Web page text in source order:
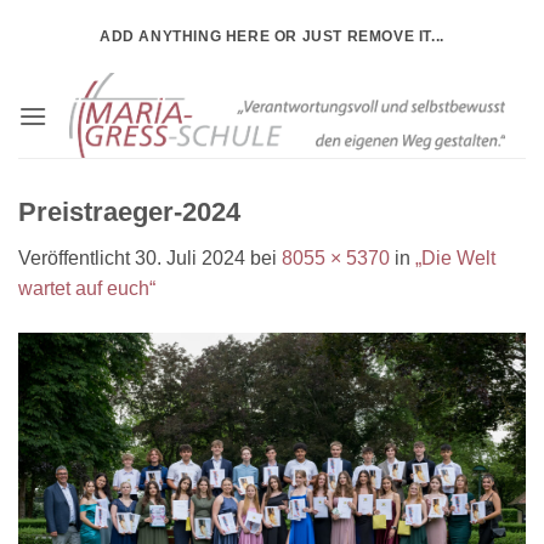
ADD ANYTHING HERE OR JUST REMOVE IT...
Preistraeger-2024
Veröffentlicht30. Juli 2024 bei 8055 × 5370 in „Die Welt
wartet auf euch“